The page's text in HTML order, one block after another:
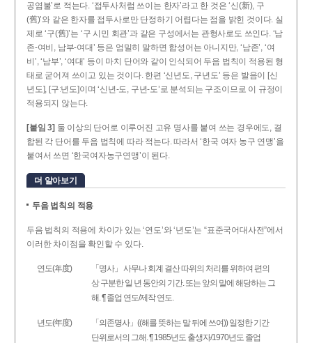
공염불’로 적는다. ‘접두사처럼 쓰이는 한자’라고 한 것은 ‘신(新), 구
(舊)’와 같은 한자를 접두사로만 단정하기 어렵다는 점을 밝힌 것이다. 실
제로 ‘구(舊)’는 ‘구 시민 회관’과 같은 구성에서는 관형사로도 쓰인다. ‘남
존­-여비, 남부-­여대’ 등은 엄밀히 말하면 합성어는 아니지만, ‘남존’, ‘여
비’, ‘남부’, ‘여대’ 등이 마치 단어와 같이 인식되어 두음 법칙이 적용된 형
태로 굳어져 쓰이고 있는 것이다. 한편 ‘신년도, 구년도’ 등은 발음이 [신
년도], [구ː년도]이며 ‘신년­-도, 구년-­도’로 분석되는 구조이므로 이 규정이
적용되지 않는다.
[붙임 3] 둘 이상의 단어로 이루어진 고유 명사를 붙여 쓰는 경우에도, 결
합된 각 단어를 두음 법칙에 따라 적는다. 따라서 ‘한국 여자 농구 연맹’을
붙여서 쓰면 ‘한국여자농구연맹’이 된다.
더 알아보기
두음 법칙의 적용
두음 법칙의 적용에 차이가 있는 ‘연도’와 ‘년도’는 “표준국어대사전”에서
이러한 차이점을 확인할 수 있다.
연도(年度)
「명사」 사무나 회계 결산 따위의 처리를 위하여 편의
상 구분한 일 년 동안의 기간. 또는 앞의 말에 해당하는 그
해. ¶ 졸업 연도/제작 연도.
년도(年度)
「의존명사」((해를 뜻하는 말 뒤에 쓰여)) 일정한 기간
단위로서의 그해. ¶ 1985년도 출생자/1970년도 졸업